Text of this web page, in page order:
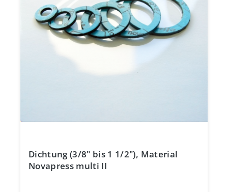
Dichtung (3/8" bis 1 1/2"), Material
Novapress multi II